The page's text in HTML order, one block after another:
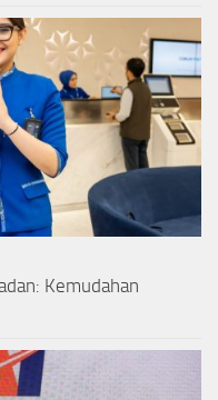
Kemudahan